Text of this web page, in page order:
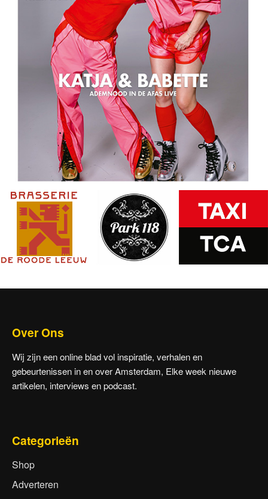
Over Ons
Wij zijn een online blad vol inspiratie, verhalen en
gebeurtenissen in en over Amsterdam, Elke week nieuwe
artikelen, interviews en podcast.
Categorieën
Shop
Adverteren